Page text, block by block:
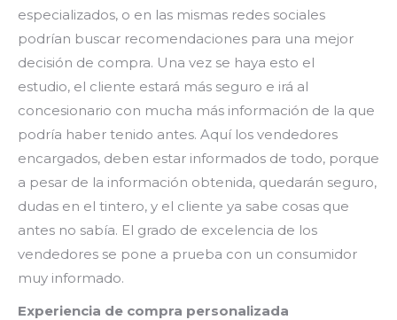
especializados, o en las mismas redes sociales
podrían buscar recomendaciones para una mejor
decisión de compra. Una vez se haya esto el
estudio, el cliente estará más seguro e irá al
concesionario con mucha más información de la que
podría haber tenido antes. Aquí los vendedores
encargados, deben estar informados de todo, porque
a pesar de la información obtenida, quedarán seguro,
dudas en el tintero, y el cliente ya sabe cosas que
antes no sabía. El grado de excelencia de los
vendedores se pone a prueba con un consumidor
muy informado.
Experiencia de compra personalizada